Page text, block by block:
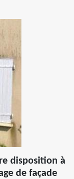
disposition à
de façade